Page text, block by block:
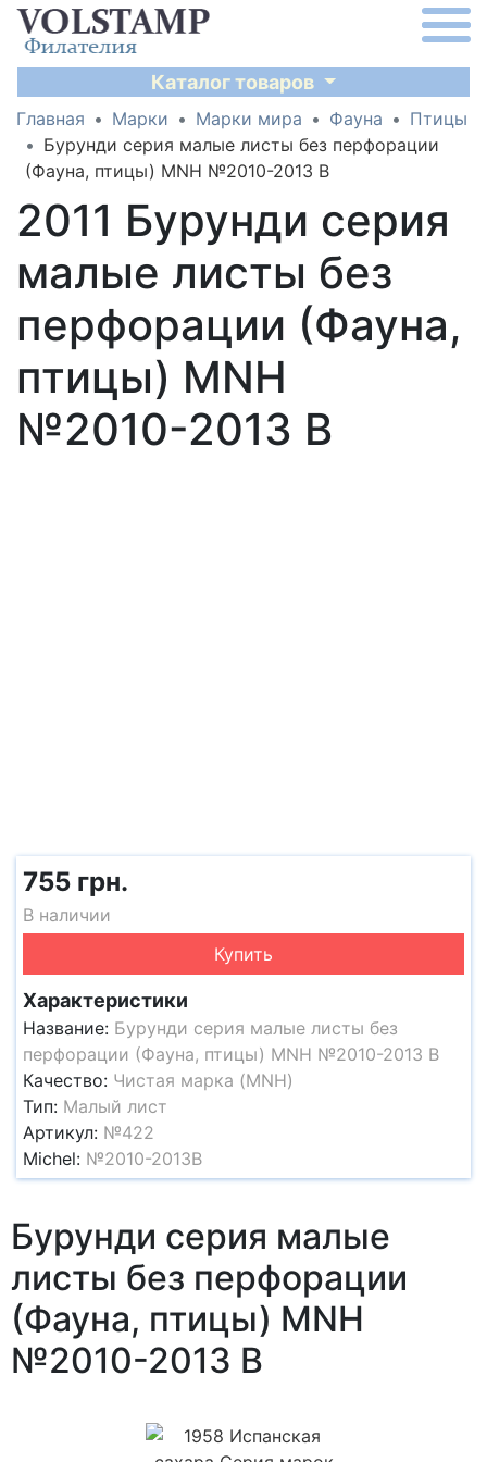
Каталог товаров
Главная Марки Марки мира Фауна
Птицы
Бурунди серия малые листы без перфорации
(Фауна, птицы) MNH №2010-2013 B
2011 Бурунди серия
малые листы без
перфорации (Фауна,
птицы) MNH
№2010-2013 B
755 грн.
В наличии
Купить
Характеристики
Название: Бурунди серия малые листы без
перфорации (Фауна, птицы) MNH №2010-2013 B
Качество: Чистая марка (MNH)
Тип: Малый лист
Артикул: №422
Michel: №2010-2013B
Бурунди серия малые
листы без перфорации
(Фауна, птицы) MNH
№2010-2013 B